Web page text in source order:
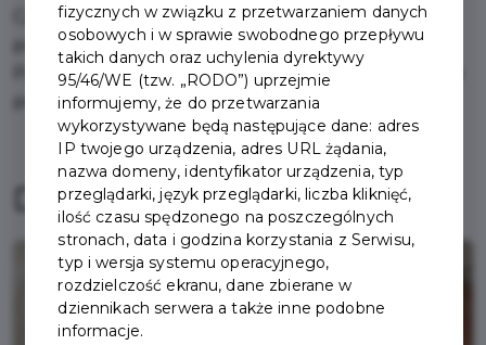
Czy znasz już atrakcje Poznania? W takim razie
przekrocz granicę Poznania.
Pakiet obejmuje atrakcje znajdujące się w powiecie
poznańskim oraz w Śremie.
Darmowe wejścia:
fizycznych w związku z przetwarzaniem danych
osobowych i w sprawie swobodnego przepływu
takich danych oraz uchylenia dyrektywy
95/46/WE (tzw. „RODO”) uprzejmie
informujemy, że do przetwarzania
wykorzystywane będą następujące dane: adres
IP twojego urządzenia, adres URL żądania,
nazwa domeny, identyfikator urządzenia, typ
przeglądarki, język przeglądarki, liczba kliknięć,
ilość czasu spędzonego na poszczególnych
stronach, data i godzina korzystania z Serwisu,
typ i wersja systemu operacyjnego,
rozdzielczość ekranu, dane zbierane w
dziennikach serwera a także inne podobne
informacje.